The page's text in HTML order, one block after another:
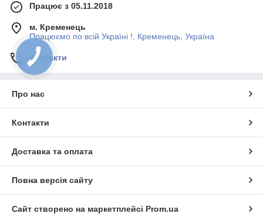
Працює з 05.11.2018
м. Кременець
Працюємо по всій Україні !, Кременець, Україна
Контакти
Про нас
Контакти
Доставка та оплата
Повна версія сайту
Сайт створено на маркетплейсі Prom.ua